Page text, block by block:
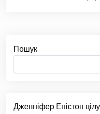
Пошук
Дженніфер Еністон